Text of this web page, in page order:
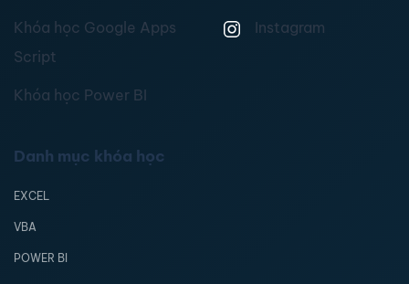
Khóa học Google Apps
Script
Khóa học Power BI
Instagram
Danh mục khóa học
EXCEL
VBA
POWER BI